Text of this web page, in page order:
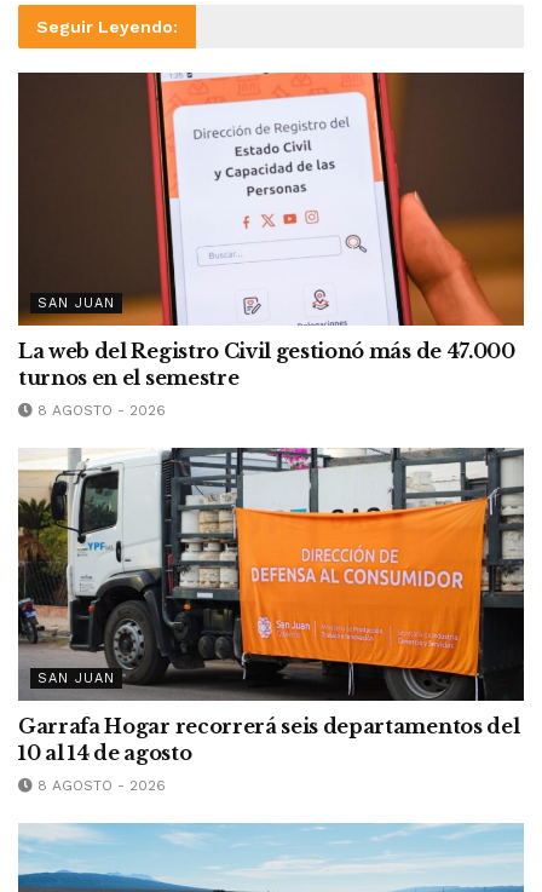
Seguir Leyendo:
SAN JUAN
La web del Registro Civil gestionó más de 47.000
turnos en el semestre
8 AGOSTO - 2026
SAN JUAN
Garrafa Hogar recorrerá seis departamentos del
10 al 14 de agosto
8 AGOSTO - 2026